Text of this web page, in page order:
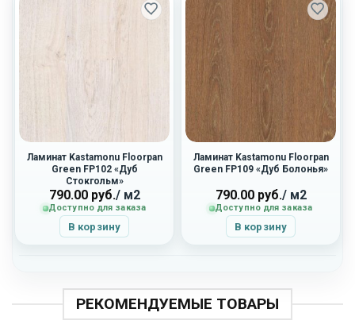
Ламинат Kastamonu Floorpan
Green FP102 «Дуб
Стокгольм»
790.00руб./ м2
Доступно для заказа
В корзину
Ламинат Kastamonu Floorpan
Green FP109 «Дуб Болонья»
790.00руб./ м2
Доступно для заказа
В корзину
РЕКОМЕНДУЕМЫЕ ТОВАРЫ